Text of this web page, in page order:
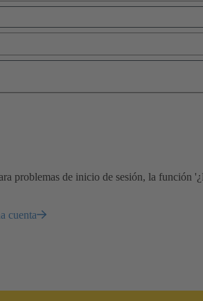
problemas de inicio de sesión, la función
cuenta